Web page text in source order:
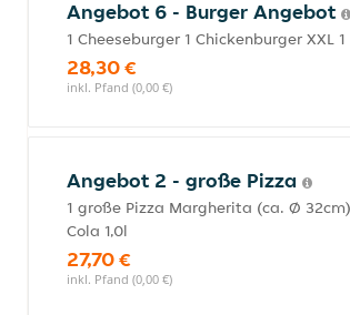
Angebot 6 - Burger Angebot
1 Cheeseburger 1 Chickenburger XXL
28,30 €
inkl. Pfand (0,00 €)
Angebot 2 - große Pizza
1 große Pizza Margherita (ca. Ø
Cola 1,0l
27,70 €
inkl. Pfand (0,00 €)